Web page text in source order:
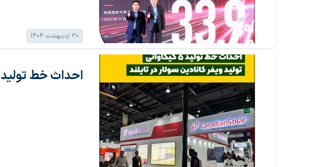
30 اردیبهشت 1404
احداث خط تولید 5 گیگاواتی تولید ویفر کانادین سولار در تایلند